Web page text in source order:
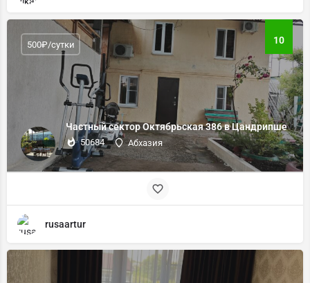
10
Частный сектор Октябрьская 386 в Цандрипше
50684 Абхазия
500₽/сутки
rusaartur